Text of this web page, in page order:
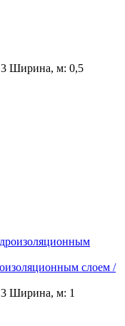
3 Ширина, м: 0,5
слоем /
3 Ширина, м: 1